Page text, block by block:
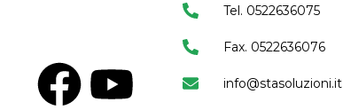
Tel. 0522636075
Fax. 0522636076
info@stasoluzioni.it